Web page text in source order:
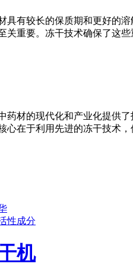
具有较长的保质期和更好的
关重要。冻干技术确保了这
药材的现代化和产业化提供
心在于利用先进的冻干技术
性成分
机